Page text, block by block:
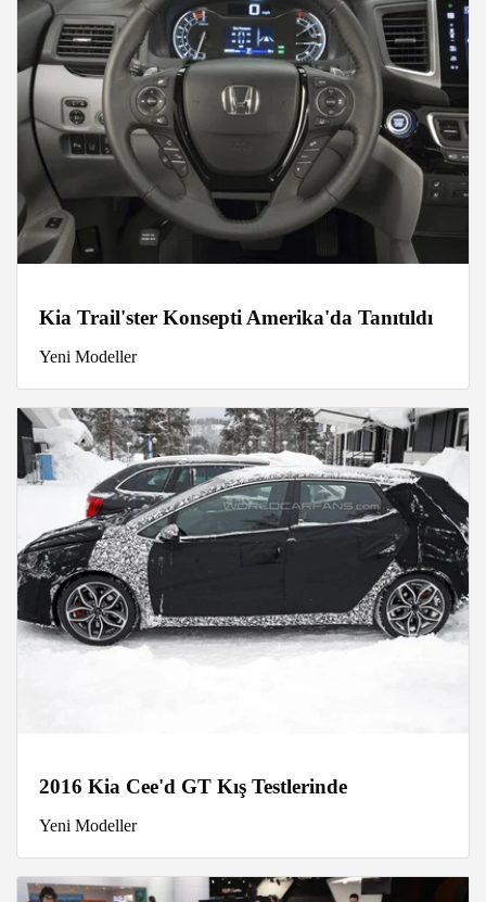
Kia Trail'ster Konsepti Amerika'da Tanıtıldı
Yeni Modeller
2016 Kia Cee'd GT Kış Testlerinde
Yeni Modeller